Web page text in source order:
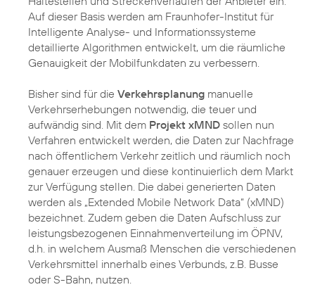
Auf dieser Basis werden am Fraunhofer-Institut für
Intelligente Analyse- und Informationssysteme
detaillierte Algorithmen entwickelt, um die räumliche
Genauigkeit der Mobilfunkdaten zu verbessern.
Bisher sind für die Verkehrsplanung manuelle
Verkehrserhebungen notwendig, die teuer und
aufwändig sind. Mit dem Projekt xMND sollen nun
Verfahren entwickelt werden, die Daten zur Nachfrage
nach öffentlichem Verkehr zeitlich und räumlich noch
genauer erzeugen und diese kontinuierlich dem Markt
zur Verfügung stellen. Die dabei generierten Daten
werden als „Extended Mobile Network Data“ (xMND)
bezeichnet. Zudem geben die Daten Aufschluss zur
leistungsbezogenen Einnahmenverteilung im ÖPNV,
d.h. in welchem Ausmaß Menschen die verschiedenen
Verkehrsmittel innerhalb eines Verbunds, z.B. Busse
oder S-Bahn, nutzen.